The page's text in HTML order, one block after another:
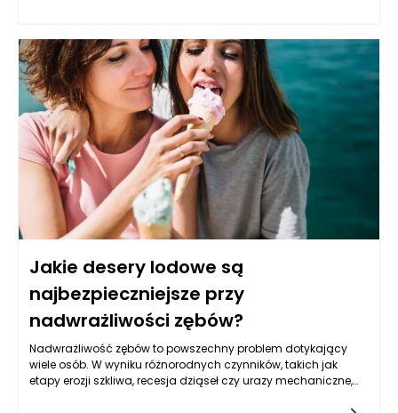
właściwościom, worki big bag z wkładką foliową są nie tylko
wytrzymałe, ale też elastyczne, co znacznie ułatwia ich
napełnianie i transport. Dodatkowo, wkładka foliowa stanowi
barierę, która zabezpiecza zawartość przed zmoknięciem, co w
konsekwencji przekłada się na ich dłuższy okres przydatności
oraz zachowanie jakości transportowanych materiałów.
Jakie desery lodowe są
najbezpieczniejsze przy
nadwrażliwości zębów?
Nadwrażliwość zębów to powszechny problem dotykający
wiele osób. W wyniku różnorodnych czynników, takich jak
etapy erozji szkliwa, recesja dziąseł czy urazy mechaniczne,